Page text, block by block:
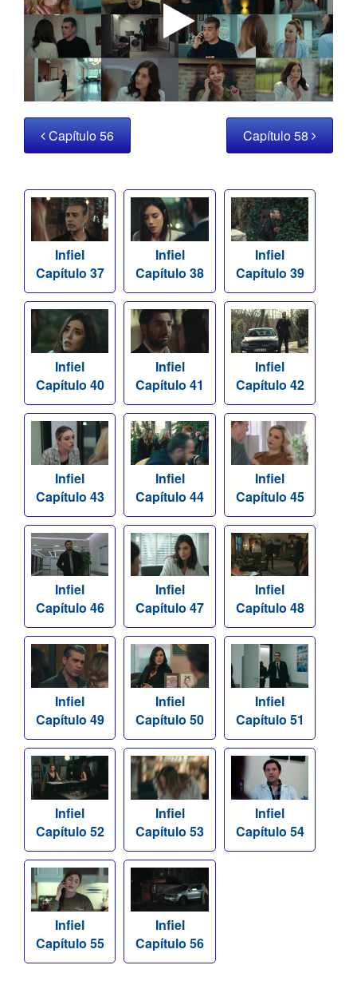
Capítulo 56 Capítulo 58
Infiel
Capítulo 37
Infiel
Capítulo 38
Infiel
Capítulo 39
Infiel
Capítulo 40
Infiel
Capítulo 41
Infiel
Capítulo 42
Infiel
Capítulo 43
Infiel
Capítulo 44
Infiel
Capítulo 45
Infiel
Capítulo 46
Infiel
Capítulo 47
Infiel
Capítulo 48
Infiel
Capítulo 49
Infiel
Capítulo 50
Infiel
Capítulo 51
Infiel
Capítulo 52
Infiel
Capítulo 53
Infiel
Capítulo 54
Infiel
Capítulo 55
Infiel
Capítulo 56